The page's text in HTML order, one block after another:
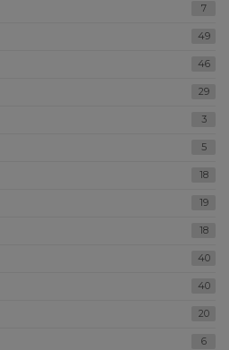
7
49
46
29
3
5
18
19
18
40
40
20
6